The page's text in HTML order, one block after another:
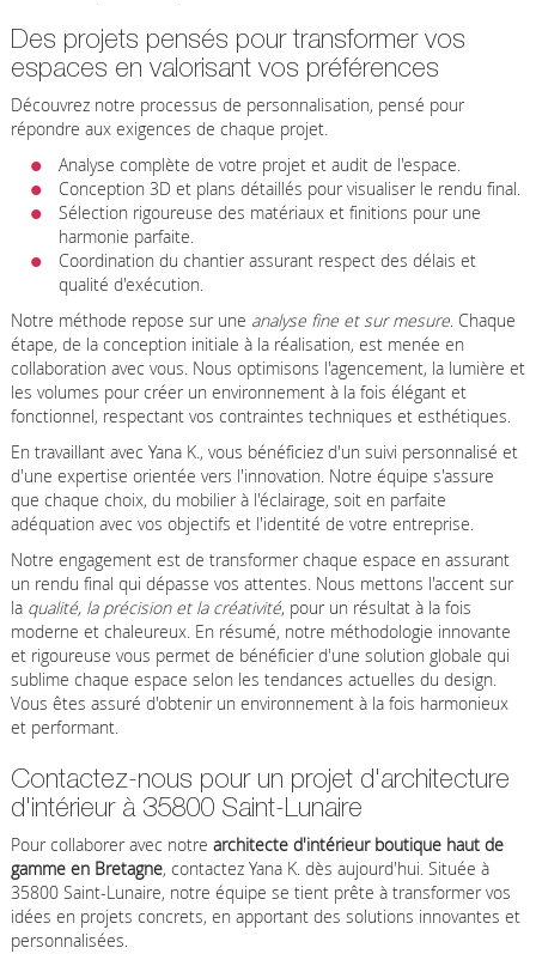
Des projets pensés pour transformer vos
espaces en valorisant vos préférences
Découvrez notre processus de personnalisation, pensé pour
répondre aux exigences de chaque projet.
Analyse complète de votre projet et audit de l'espace.
Conception 3D et plans détaillés pour visualiser le rendu final.
Sélection rigoureuse des matériaux et finitions pour une
harmonie parfaite.
Coordination du chantier assurant respect des délais et
qualité d'exécution.
Notre méthode repose sur une analyse fine et sur mesure. Chaque
étape, de la conception initiale à la réalisation, est menée en
collaboration avec vous. Nous optimisons l'agencement, la lumière et
les volumes pour créer un environnement à la fois élégant et
fonctionnel, respectant vos contraintes techniques et esthétiques.
En travaillant avec Yana K., vous bénéficiez d'un suivi personnalisé et
d'une expertise orientée vers l'innovation. Notre équipe s'assure
que chaque choix, du mobilier à l'éclairage, soit en parfaite
adéquation avec vos objectifs et l'identité de votre entreprise.
Notre engagement est de transformer chaque espace en assurant
un rendu final qui dépasse vos attentes. Nous mettons l'accent sur
la qualité, la précision et la créativité, pour un résultat à la fois
moderne et chaleureux. En résumé, notre méthodologie innovante
et rigoureuse vous permet de bénéficier d'une solution globale qui
sublime chaque espace selon les tendances actuelles du design.
Vous êtes assuré d'obtenir un environnement à la fois harmonieux
et performant.
Contactez-nous pour un projet d'architecture
d'intérieur à 35800 Saint-Lunaire
Pour collaborer avec notre architecte d'intérieur boutique haut de
gamme en Bretagne, contactez Yana K. dès aujourd'hui. Située à
35800 Saint-Lunaire, notre équipe se tient prête à transformer vos
idées en projets concrets, en apportant des solutions innovantes et
personnalisées.